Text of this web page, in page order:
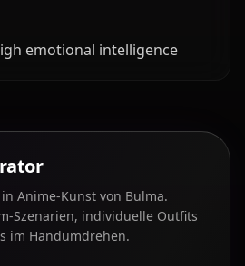
emotional intelligence
Anime-Kunst von Bulma.
Szenarien, individuelle Outfits
im Handumdrehen.